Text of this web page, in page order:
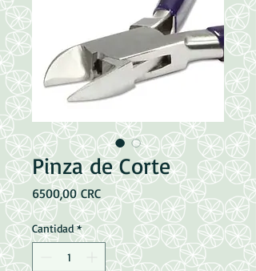
Pinza de Corte
6500,00 CRCPrecio
Cantidad *